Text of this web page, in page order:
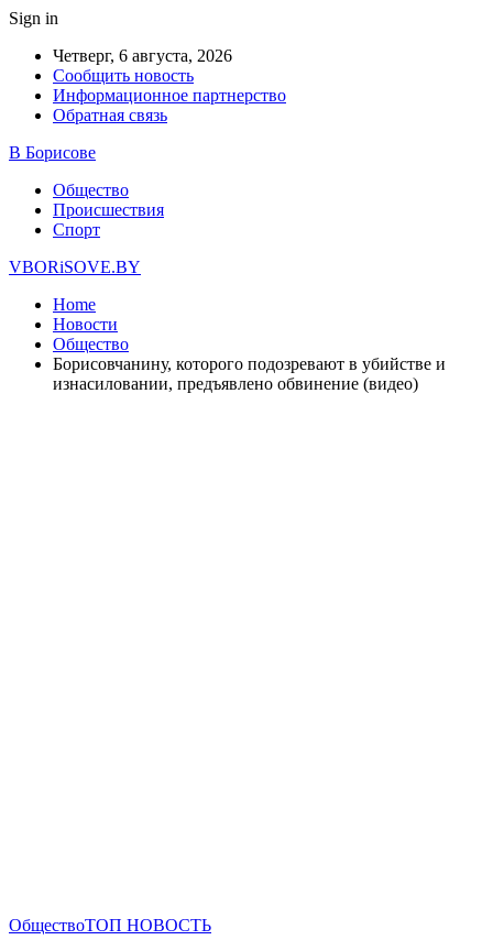
Sign in
Четверг, 6 августа, 2026
Сообщить новость
Информационное партнерство
Обратная связь
В Борисове
Общество
Происшествия
Спорт
VBORiSOVE.BY
Home
Новости
Общество
Борисовчанину, которого подозревают в убийстве и
изнасиловании, предъявлено обвинение (видео)
ОбществоТОП НОВОСТЬ